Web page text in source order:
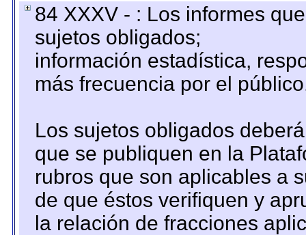
84 XXXV - : Los informes
sujetos obligados;
información estadística,
más frecuencia por el
Los sujetos obligados
que se publiquen en la
rubros que son aplicables a
de que éstos verifiquen y
la relación de fracciones